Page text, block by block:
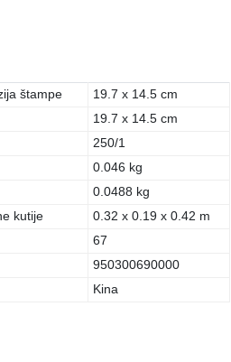
štampe
19.7 x 14.5 cm
19.7 x 14.5 cm
250/1
0.046 kg
0.0488 kg
kutije
0.32 x 0.19 x 0.42 m
67
950300690000
Kina